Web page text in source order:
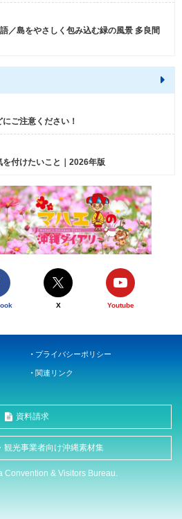
／島をやさしく包み込む緑の風景 多良間
ご注意ください！
付けたいこと｜2026年版
X Youtube
プライバシーポリシー
関連リンク
資料請求
観光事業者向け沖縄素材集
Convention & Visitors Bureau.